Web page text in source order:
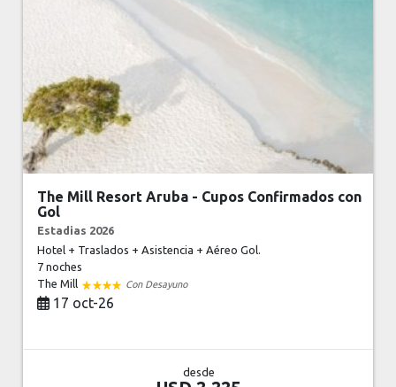
The Mill Resort Aruba - Cupos Confirmados con
Gol
Estadias 2026
Hotel + Traslados + Asistencia + Aéreo Gol.
7 noches
The Mill
Con Desayuno
17 oct-26
desde